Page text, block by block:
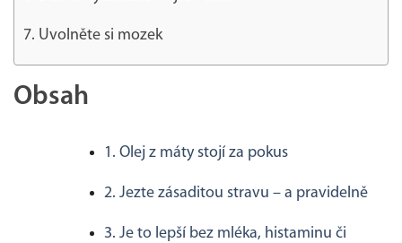
7. Uvolněte si mozek
Obsah
1. Olej z máty stojí za pokus
2. Jezte zásaditou stravu – a pravidelně
3. Je to lepší bez mléka, histaminu či